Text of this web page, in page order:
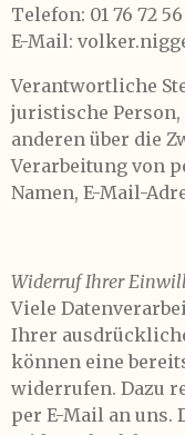
Telefon: 01 76 72
E-Mail:
Verantwortliche
juristische
anderen über die
Verarbeitung von
Namen, E-Mail-
Widerruf Ihrer
Viele
Ihrer
können eine
widerrufen. Dazu
per E-Mail an uns.